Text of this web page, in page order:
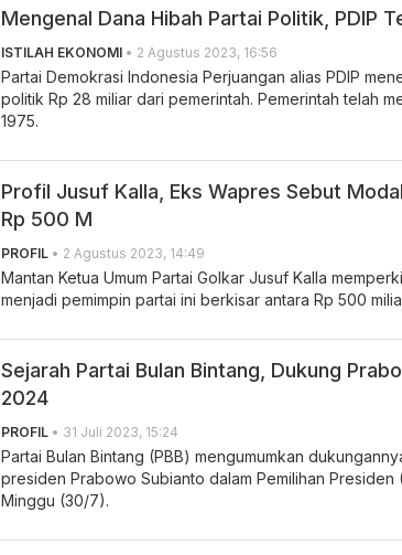
Mengenal Dana Hibah Partai Politik, PDIP
ISTILAH EKONOMI • 2 Agustus 2023, 16:56
Partai Demokrasi Indonesia Perjuangan alias PDIP
politik Rp 28 miliar dari pemerintah. Pemerintah telah
1975.
Profil Jusuf Kalla, Eks Wapres Sebut
Rp 500 M
PROFIL • 2 Agustus 2023, 14:49
Mantan Ketua Umum Partai Golkar Jusuf Kalla
menjadi pemimpin partai ini berkisar antara Rp 500
Sejarah Partai Bulan Bintang, Dukung
2024
PROFIL • 31 Juli 2023, 15:24
Partai Bulan Bintang (PBB) mengumumkan
presiden Prabowo Subianto dalam Pemilihan
Minggu (30/7).